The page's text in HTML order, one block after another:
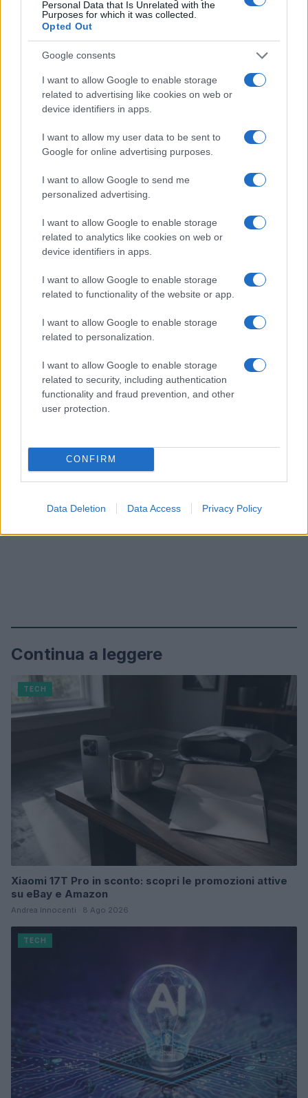
Personal Data that Is Unrelated with the
Purposes for which it was collected.
Opted Out
Google consents
I want to allow Google to enable storage
related to advertising like cookies on web or
device identifiers in apps.
I want to allow my user data to be sent to
Google for online advertising purposes.
I want to allow Google to send me
personalized advertising.
I want to allow Google to enable storage
related to analytics like cookies on web or
device identifiers in apps.
I want to allow Google to enable storage
related to functionality of the website or app.
I want to allow Google to enable storage
related to personalization.
I want to allow Google to enable storage
related to security, including authentication
functionality and fraud prevention, and other
user protection.
CONFIRM
Data Deletion Data Access Privacy Policy
competitive rispetto a proposte con specifiche
simili. Le colorazioni ufficiali includono tonalità
, buona autonomia e un ecosistema software
ricco senza spendere cifre elevate.
Linda Pellegrini
Linda Pellegrini ha raccontato da Genova il
portuale entrando in Comune per un'intervista
decisiva; è caporedattore con responsabilità
sulle rubriche storiche e propone in
Laureata all'Università di Genova, conserva
un archivio di fotografie d'epoca della città.
Continua a leggere
TECH
Xiaomi 17T Pro in sconto: scopri le promozioni attive
su eBay e Amazon
Andrea Innocenti · 8 Ago 2026
TECH